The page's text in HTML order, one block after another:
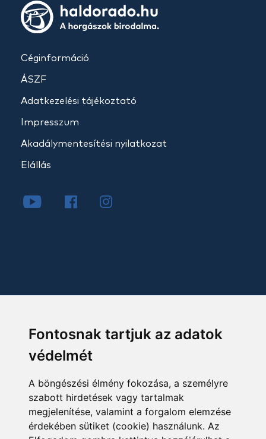
Fontosnak tartjuk az adatok
védelmét
A böngészési élmény fokozása, a személyre
szabott hirdetések vagy tartalmak
megjelenítése, valamint a forgalom elemzése
érdekében sütiket (cookie) használunk. Az
Céginformáció
ÁSZF
Adatkezelési tájékoztató
Impresszum
Akadálymentesítési nyilatkozat
Elállás